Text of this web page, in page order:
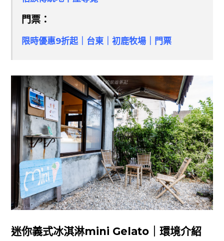
門票：
限時優惠9折起｜台東｜初鹿牧場｜門票
迷你義式冰淇淋mini Gelato｜環境介紹